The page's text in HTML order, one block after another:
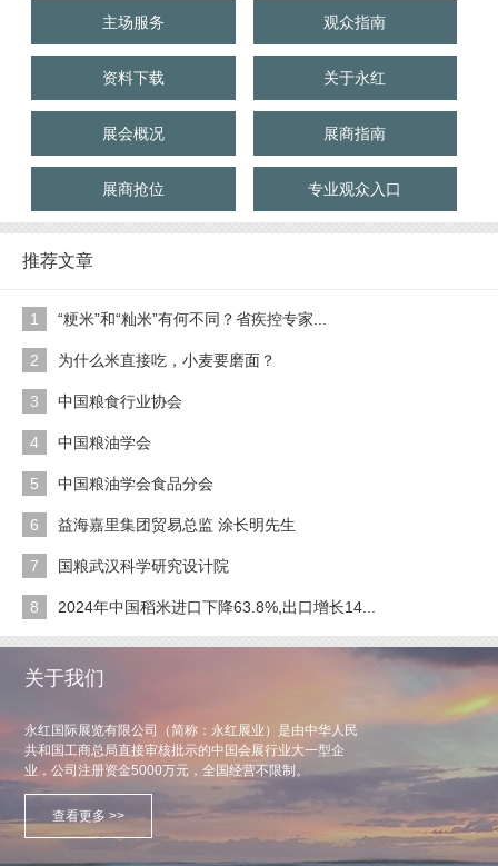
主场服务 观众指南
资料下载 关于永红
展会概况 展商指南
展商抢位 专业观众入口
推荐文章
1 “粳米”和“籼米”有何不同？省疾控专家...
2 为什么米直接吃，小麦要磨面？
3 中国粮食行业协会
4 中国粮油学会
5 中国粮油学会食品分会
6 益海嘉里集团贸易总监 涂长明先生
7 国粮武汉科学研究设计院
8 2024年中国稻米进口下降63.8%,出口增长14...
关于我们
永红国际展览有限公司（简称：永红展业）是由中华人民
共和国工商总局直接审核批示的中国会展行业大一型企
业，公司注册资金5000万元，全国经营不限制。
查看更多 >>